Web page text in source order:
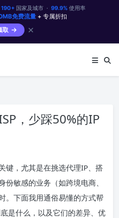
190+国家及城市 · 99.9%使用率
免费流量 + 专属折扣
取
✕
，少踩50%的IP
键，尤其是在挑选代理IP、搭
敏感的业务（如跨境电商、
。下面我用通俗易懂的方式帮
底是什么，以及它们的差异、优